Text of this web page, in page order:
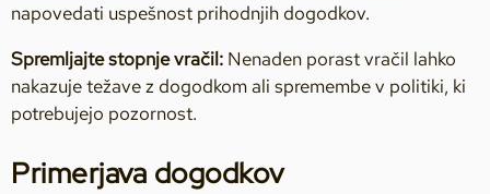
napovedati uspešnost prihodnjih dogodkov.
Spremljajte stopnje vračil: Nenaden porast vračil lahko
nakazuje težave z dogodkom ali spremembe v politiki, ki
potrebujejo pozornost.
Primerjava dogodkov